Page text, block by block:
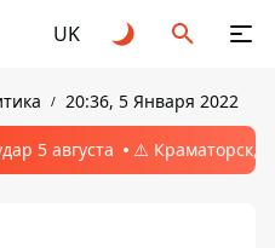
UK
20:36, 5 Января 2022
5 августа ⚠️ Краматорск,